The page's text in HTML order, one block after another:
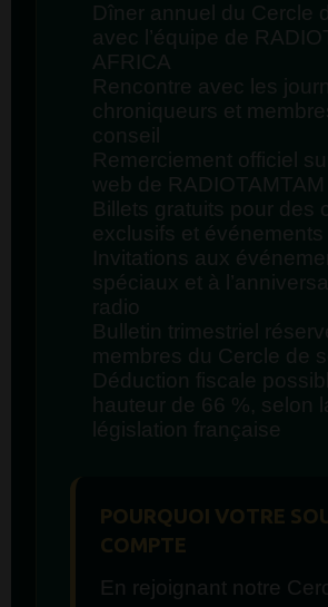
Dîner annuel du Cercle
avec l’équipe de
AFRICA
Rencontre avec les
chroniqueurs et
conseil
Remerciement officiel
web de
Billets gratuits pour des
exclusifs et événements
Invitations aux
spéciaux et à
radio
Bulletin trimestriel
membres du Cercle de
Déduction fiscale
hauteur de 66 %, selon
législation française
POURQUOI VOTRE
COMPTE
En rejoignant notre